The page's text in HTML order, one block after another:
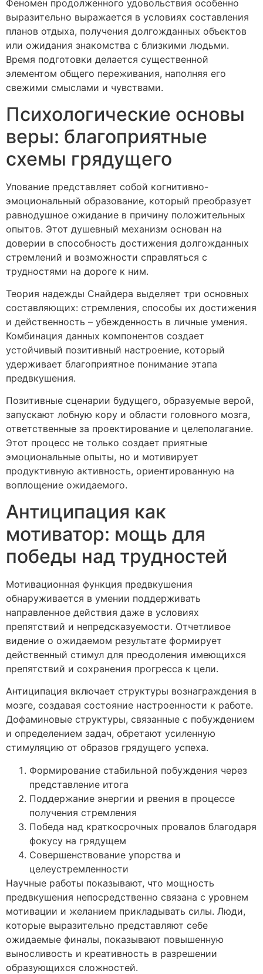
Феномен продолженного удовольствия особенно
выразительно выражается в условиях составления
планов отдыха, получения долгожданных объектов
или ожидания знакомства с близкими людьми.
Время подготовки делается существенной
элементом общего переживания, наполняя его
свежими смыслами и чувствами.
Психологические основы
веры: благоприятные
схемы грядущего
Упование представляет собой когнитивно-
эмоциональный образование, который преобразует
равнодушное ожидание в причину положительных
опытов. Этот душевный механизм основан на
доверии в способность достижения долгожданных
стремлений и возможности справляться с
трудностями на дороге к ним.
Теория надежды Снайдера выделяет три основных
составляющих: стремления, способы их достижения
и действенность – убежденность в личные умения.
Комбинация данных компонентов создает
устойчивый позитивный настроение, который
удерживает благоприятное понимание этапа
предвкушения.
Позитивные сценарии будущего, образуемые верой,
запускают лобную кору и области головного мозга,
ответственные за проектирование и целеполагание.
Этот процесс не только создает приятные
эмоциональные опыты, но и мотивирует
продуктивную активность, ориентированную на
воплощение ожидаемого.
Антиципация как
мотиватор: мощь для
победы над трудностей
Мотивационная функция предвкушения
обнаруживается в умении поддерживать
направленное действия даже в условиях
препятствий и непредсказуемости. Отчетливое
видение о ожидаемом результате формирует
действенный стимул для преодоления имеющихся
препятствий и сохранения прогресса к цели.
Антиципация включает структуры вознаграждения в
мозге, создавая состояние настроенности к работе.
Дофаминовые структуры, связанные с побуждением
и определением задач, обретают усиленную
стимуляцию от образов грядущего успеха.
Формирование стабильной побуждения через
представление итога
Поддержание энергии и рвения в процессе
получения стремления
Победа над краткосрочных провалов благодаря
фокусу на грядущем
Совершенствование упорства и
целеустремленности
Научные работы показывают, что мощность
предвкушения непосредственно связана с уровнем
мотивации и желанием прикладывать силы. Люди,
которые выразительно представляют себе
ожидаемые финалы, показывают повышенную
выносливость и креативность в разрешении
образующихся сложностей.